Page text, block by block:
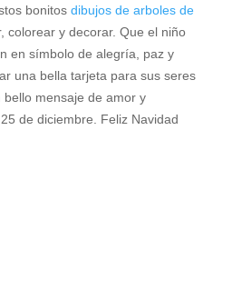
bonitos dibujos de arboles de
colorear y decorar. Que el niño
en símbolo de alegría, paz y
una bella tarjeta para sus seres
mensaje de amor y
de diciembre. Feliz Navidad